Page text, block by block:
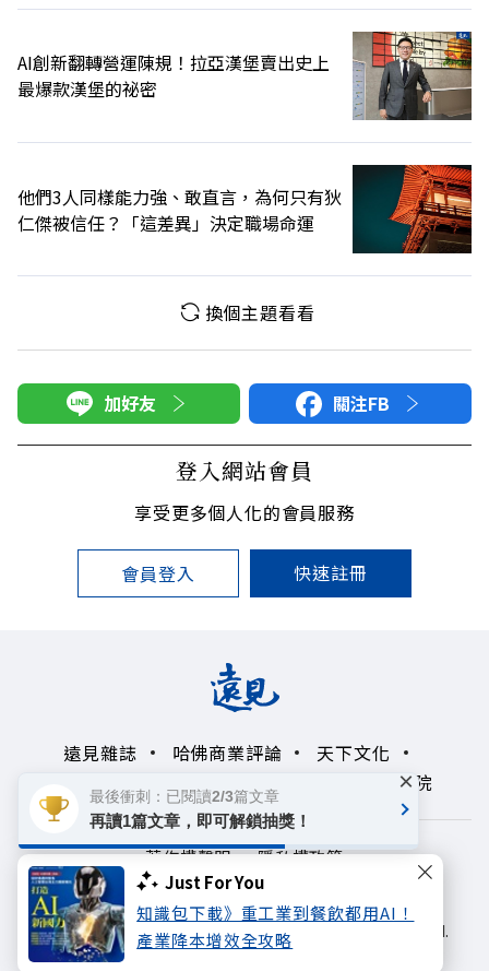
Just For You
知識包下載》重工業到餐飲都用AI！
產業降本增效全攻略
AI創新翻轉營運陳規！拉亞漢堡賣出史上
最爆款漢堡的祕密
他們3人同樣能力強、敢直言，為何只有狄
仁傑被信任？「這差異」決定職場命運
換個主題看看
加好友 關注FB
登入網站會員
享受更多個人化的會員服務
會員登入 快速註冊
遠見雜誌 哈佛商業評論
天下文化
未來親子學習平台
50+ 領導影響力學院
著作權聲明
隱私權政策
Copyright© 1999~2026
遠見天下文化出版股份有限公司. All rights reserved.
最後衝刺：已閱讀2/3篇文章
再讀1篇文章，即可解鎖抽獎！
×